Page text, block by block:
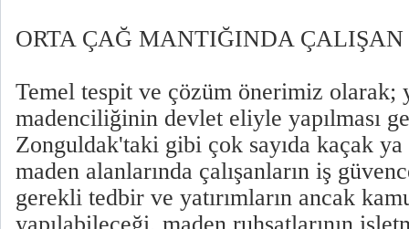
ORTA ÇAĞ MANTIĞINDA
Temel tespit ve çözüm önerimiz olarak;
madenciliğinin devlet eliyle yapılması
Zonguldak'taki gibi çok sayıda kaçak
maden alanlarında çalışanların iş
gerekli tedbir ve yatırımların ancak